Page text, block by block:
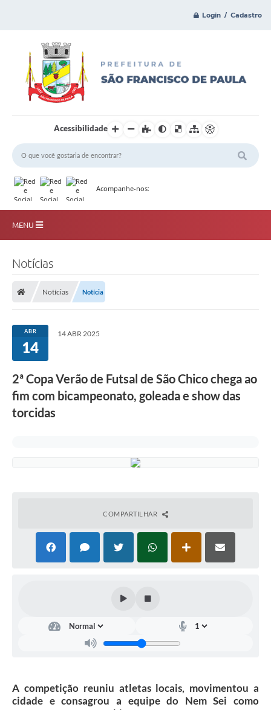
Login / Cadastro
Acessibilidade
Acompanhe-nos:
MENU
A Cidade
Publicações Oficiais
Coronavírus
Consórcio Josafaz
Acesso à Informação
Devedores de ICMS/IPVA.
Notícias
Notícias Notícia
ABR
14
14 ABR 2025
2ª Copa Verão de Futsal de São Chico chega ao
fim com bicampeonato, goleada e show das
torcidas
COMPARTILHAR
A competição reuniu atletas locais, movimentou a
cidade e consagrou a equipe do Nem Sei como